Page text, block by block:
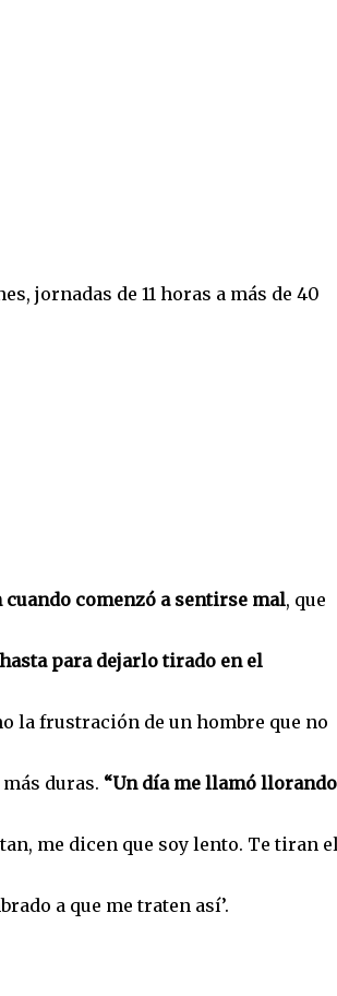
comenzó a sentirse mal, que
para dejarlo tirado en el
la frustración de un hombre que no
duras. “Un día me llamó
me dicen que soy lento. Te tiran
a que me traten así’.